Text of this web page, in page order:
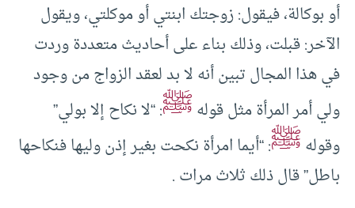
أو بوكالة، فيقول: زوجتك ابنتي أو موكلتي، ويقول
الآخر: قبلت، وذلك بناء على أحاديث متعددة وردت
في هذا المجال تبين أنه لا بد لعقد الزواج من وجود
ولي أمر المرأة مثل قولهﷺ: “لا نكاح إلا بولي”
وقولهﷺ: “أيما امرأة نكحت بغير إذن وليها فنكاحها
باطل” قال ذلك ثلاث مرات .